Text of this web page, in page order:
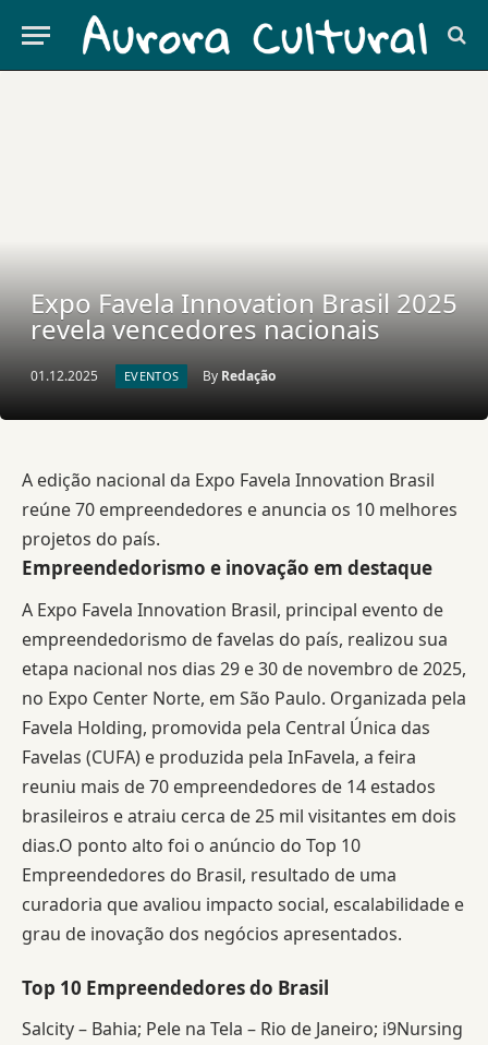
Expo Favela Innovation Brasil 2025
revela vencedores nacionais
01.12.2025 EVENTOS By Redação
A edição nacional da Expo Favela Innovation Brasil
reúne 70 empreendedores e anuncia os 10 melhores
projetos do país.
Empreendedorismo e inovação em destaque
A Expo Favela Innovation Brasil, principal evento de
empreendedorismo de favelas do país, realizou sua
etapa nacional nos dias 29 e 30 de novembro de 2025,
no Expo Center Norte, em São Paulo. Organizada pela
Favela Holding, promovida pela Central Única das
Favelas (CUFA) e produzida pela InFavela, a feira
reuniu mais de 70 empreendedores de 14 estados
brasileiros e atraiu cerca de 25 mil visitantes em dois
dias.O ponto alto foi o anúncio do Top 10
Empreendedores do Brasil, resultado de uma
curadoria que avaliou impacto social, escalabilidade e
grau de inovação dos negócios apresentados.
Top 10 Empreendedores do Brasil
Salcity – Bahia; Pele na Tela – Rio de Janeiro; i9Nursing